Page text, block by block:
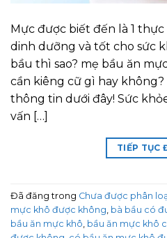
Mực được biết đến là 1
dinh dưỡng và tốt cho sức
bầu thì sao? mẹ bầu ăn
cần kiêng cữ gì hay
thông tin dưới đây! Sức
vấn […]
TIẾP TỤC
Đã đăng trong Chưa được phân
mực khô được không bà bầu có
bầu ăn mực khô bầu ăn mực khô